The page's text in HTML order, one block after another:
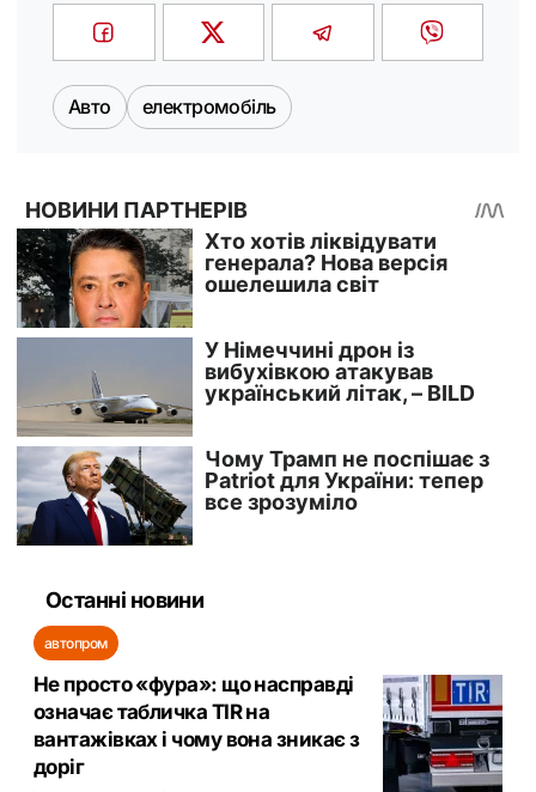
Авто електромобіль
Останні новини
автопром
Не просто «фура»: що насправді
означає табличка TIR на
вантажівках і чому вона зникає з
доріг